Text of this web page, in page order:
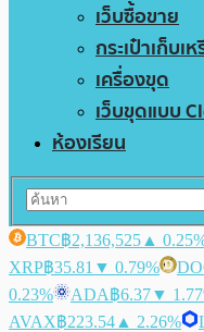
เว็บซื้อขาย
กระเป๋าเก็บเ
เครื่องขุด
เว็บขุดแบบ
ห้องเรียน
BTC฿2,136,525 ▲
XRP฿35.81 ▼ 0.79%
0.23%
ADA฿6.37▼
AVAX฿223.54 ▲ 2.26%